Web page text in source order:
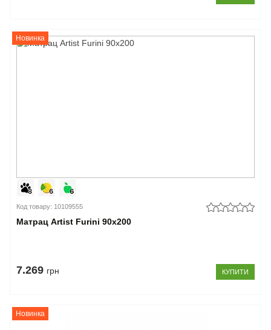
Новинка
Код товару: 10109555
Матрац Artist Furini 90x200
7.269 грн КУПИТИ
Новинка